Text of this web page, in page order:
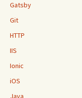
Gatsby
Git
HTTP
IIS
Ionic
iOS
Java